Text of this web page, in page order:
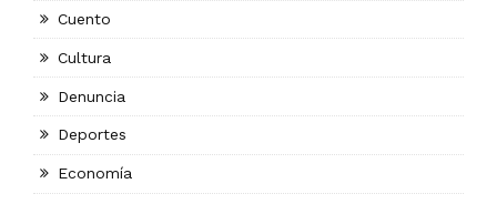
Cuento
Cultura
Denuncia
Deportes
Economía